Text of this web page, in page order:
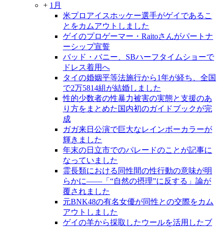
+ 1月
米プロアイスホッケー選手がゲイであるこ
とをカムアウトしました
ゲイのプロゲーマー・Raitoさんがパートナ
ーシップ宣誓
バッド・バニー、SBハーフタイムショーで
ドレス着用へ
タイの婚姻平等法施行から1年が経ち、全国
で2万5814組が結婚しました
性的少数者の性暴力被害の実態と支援のあ
り方をまとめた国内初のガイドブックが完
成
ガガ来日公演で巨大なレインボーカラーが
輝きました
年末の日立市でのパレードのことが記事に
なっていました
霊長類における同性間の性行動の意味が明
らかに――「“自然の摂理”に反する」論が
覆されました
元BNK48の有名女優が同性との交際をカム
アウトしました
ゲイの羊から採取したウールを活用したブ